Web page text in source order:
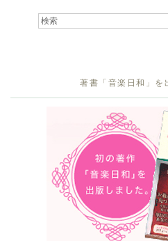
著書「音楽日和」を